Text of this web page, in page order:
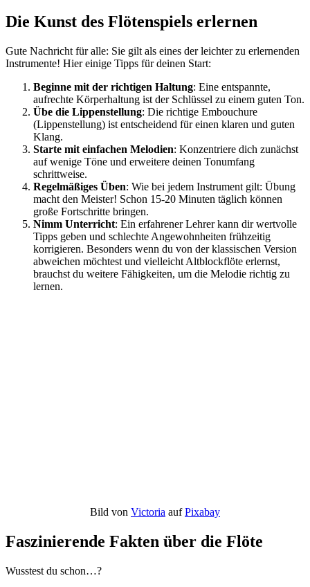
Die Kunst des Flötenspiels erlernen
Gute Nachricht für alle: Sie gilt als eines der leichter zu erlernenden
Instrumente! Hier einige Tipps für deinen Start:
Beginne mit der richtigen Haltung: Eine entspannte,
aufrechte Körperhaltung ist der Schlüssel zu einem guten Ton.
Übe die Lippenstellung: Die richtige Embouchure
(Lippenstellung) ist entscheidend für einen klaren und guten
Klang.
Starte mit einfachen Melodien: Konzentriere dich zunächst
auf wenige Töne und erweitere deinen Tonumfang
schrittweise.
Regelmäßiges Üben: Wie bei jedem Instrument gilt: Übung
macht den Meister! Schon 15-20 Minuten täglich können
große Fortschritte bringen.
Nimm Unterricht: Ein erfahrener Lehrer kann dir wertvolle
Tipps geben und schlechte Angewohnheiten frühzeitig
korrigieren. Besonders wenn du von der klassischen Version
abweichen möchtest und vielleicht Altblockflöte erlernst,
brauchst du weitere Fähigkeiten, um die Melodie richtig zu
lernen.
Bild von Victoria aufPixabay
Faszinierende Fakten über die Flöte
Wusstest du schon…?